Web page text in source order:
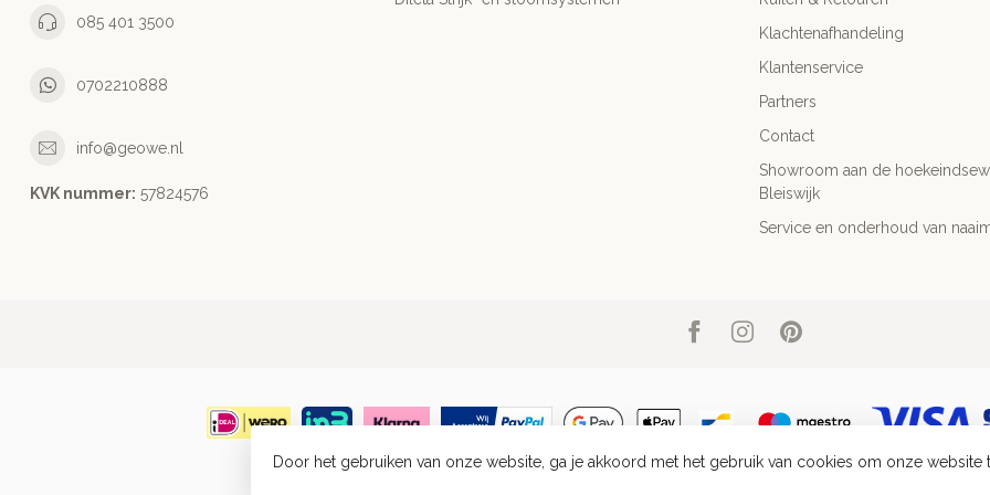
085 401 3500
0702210888
info@geowe.nl
KVK nummer: ‭57824576‬
Klachtenafhandeling
Klantenservice
Partners
Contact
Showroom aan de
Bleiswijk
Service en onderhoud van
© Copyright 2026 Fournituren, Gordijnbenodigdheden & Naaibenodigdheden |
Door het gebruiken van onze website, ga je akkoord met het gebruik van cookies om onze website